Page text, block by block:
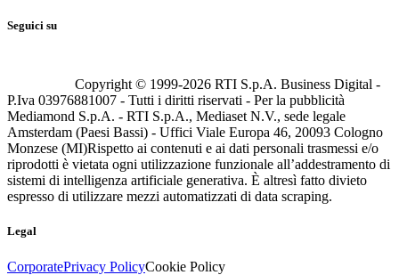
Seguici su
Copyright © 1999-2026 RTI S.p.A. Business Digital -
P.Iva 03976881007 - Tutti i diritti riservati - Per la pubblicità
Mediamond S.p.A. - RTI S.p.A., Mediaset N.V., sede legale
Amsterdam (Paesi Bassi) - Uffici Viale Europa 46, 20093 Cologno
Monzese (MI)Rispetto ai contenuti e ai dati personali trasmessi e/o
riprodotti è vietata ogni utilizzazione funzionale all’addestramento di
sistemi di intelligenza artificiale generativa. È altresì fatto divieto
espresso di utilizzare mezzi automatizzati di data scraping.
Legal
CorporatePrivacy PolicyCookie Policy